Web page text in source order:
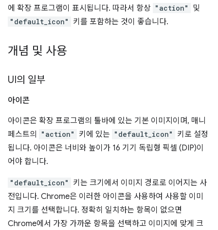
에 확장 프로그램이 표시됩니다. 따라서 항상 "action" 및
"default_icon" 키를 포함하는 것이 좋습니다.
개념 및 사용
UI의 일부
아이콘
아이콘은 확장 프로그램의 툴바에 있는 기본 이미지이며, 매니
페스트의
"action" 키에 있는 "default_icon"
키로 설정
됩니다. 아이콘은 너비와 높이가 16 기기 독립형 픽셀 (DIP)이
어야 합니다.
"default_icon"
키는 크기에서 이미지 경로로 이어지는 사
전입니다. Chrome은 이러한 아이콘을 사용하여 사용할 이미
지 크기를 선택합니다. 정확히 일치하는 항목이 없으면
Chrome에서 가장 가까운 항목을 선택하고 이미지에 맞게 크